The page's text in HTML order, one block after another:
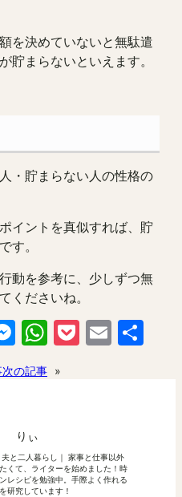
を決めていないと無駄遣
貯まらないといえます。
・貯まらない人の性格の
イントを真似すれば、貯
す。
動を参考に、少しずつ無
くださいね。
Messenger
WhatsApp
Pocket
Email
次の記事 »
りぃ
と二人暮らし｜ 家事と仕事以外
くて、ライターを始めました！時
レシピを勉強中。手際よく作れる
研究しています！